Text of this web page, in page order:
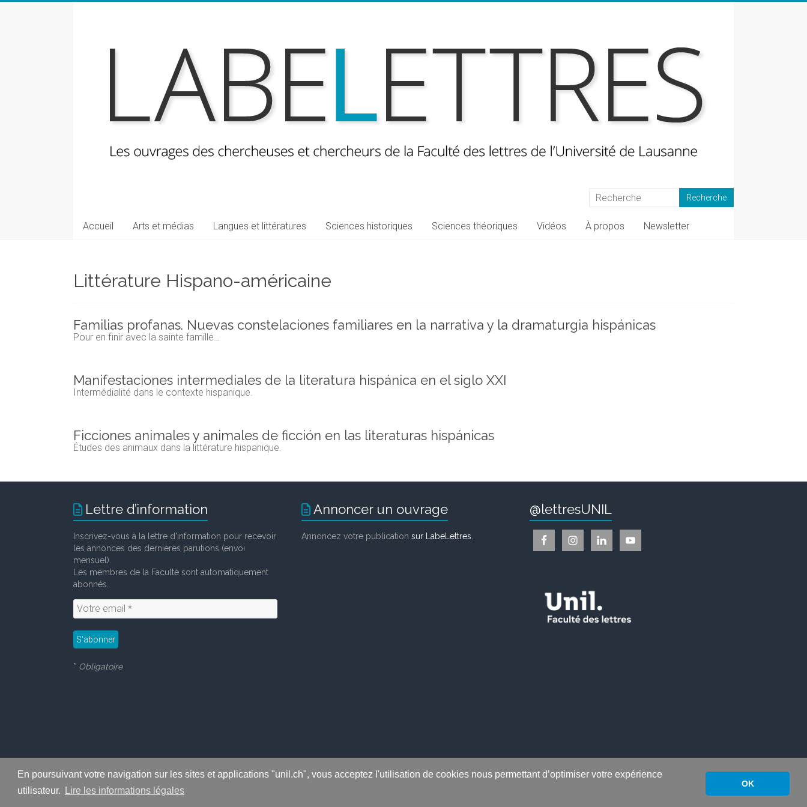
En poursuivant votre navigation sur les sites et applications "unil.ch", vous acceptez l'utilisation de cookies nous permettant d’optimiser votre expérience
utilisateur.
Lire les informations légales
OK
Les
et
la
Faculté
Accueil Arts et médias Langues et littératures Sciences historiques Sciences théoriques Vidéos À propos Newsletter
Littérature Hispano-américaine
Familias profanas. Nuevas constelaciones familiares en la narrativa y la dramaturgia hispánicas
Pour en finir avec la sainte famille…
Manifestaciones intermediales de la literatura hispánica en el siglo XXI
Intermédialité dans le contexte hispanique.
Ficciones animales y animales de ficción en las literaturas hispánicas
Études des animaux dans la littérature hispanique.
Lettre d’information
Inscrivez-vous à la lettre d'information pour recevoir
les annonces des dernières parutions (envoi
mensuel).
Les membres de la Faculté sont automatiquement
abonnés.
* Obligatoire
Annoncer un ouvrage
Annoncez votre publication sur LabeLettres
@lettresUNIL
Copyright © 2026
ThèmeAcceleratepar ThemeGrill. Propulsé par